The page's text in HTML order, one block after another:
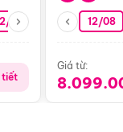
08 26/08 05/09
tiết
12/08
Giá từ: